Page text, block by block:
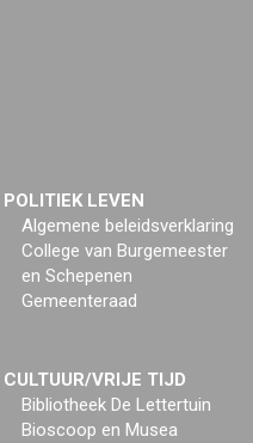
POLITIEK LEVEN
Algemene beleidsverklaring
College van Burgemeester
en Schepenen
Gemeenteraad
CULTUUR/VRIJE TIJD
Bibliotheek De Lettertuin
Bioscoop en Musea